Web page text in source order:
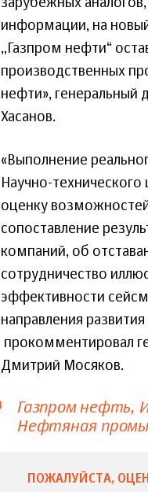
зарубежных
информации, на
„Газпром нефти“
производственных
нефти», генеральный
Хасанов.
«Выполнение
Научно-
оценку
сопоставление
компаний, об
сотрудничество
эффективности
направления
прокомментировал
Дмитрий Мосяков.
Газпром нефть
Нефтяная
ПОЖАЛУЙСТА,